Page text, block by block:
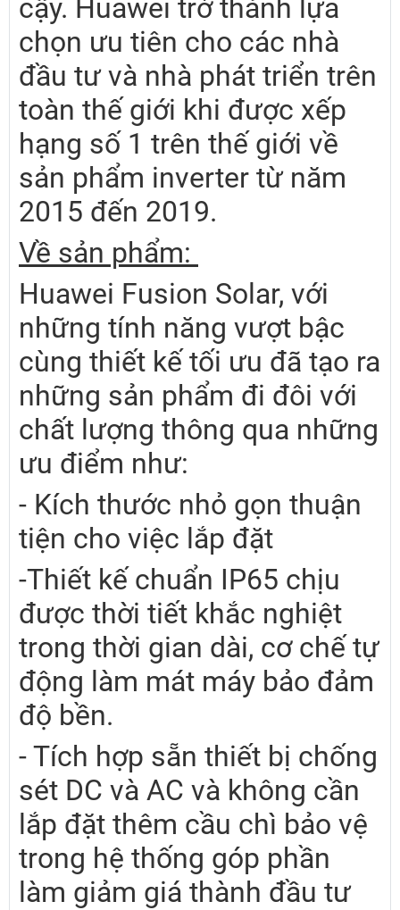
cậy. Huawei trở thành lựa
chọn ưu tiên cho các nhà
đầu tư và nhà phát triển trên
toàn thế giới khi được xếp
hạng số 1 trên thế giới về
sản phẩm inverter từ năm
2015 đến 2019.
Về sản phẩm:
Huawei Fusion Solar, với
những tính năng vượt bậc
cùng thiết kế tối ưu đã tạo ra
những sản phẩm đi đôi với
chất lượng thông qua những
ưu điểm như:
- Kích thước nhỏ gọn thuận
tiện cho việc lắp đặt
-Thiết kế chuẩn IP65 chịu
được thời tiết khắc nghiệt
trong thời gian dài, cơ chế tự
động làm mát máy bảo đảm
độ bền.
- Tích hợp sẵn thiết bị chống
sét DC và AC và không cần
lắp đặt thêm cầu chì bảo vệ
trong hệ thống góp phần
làm giảm giá thành đầu tư